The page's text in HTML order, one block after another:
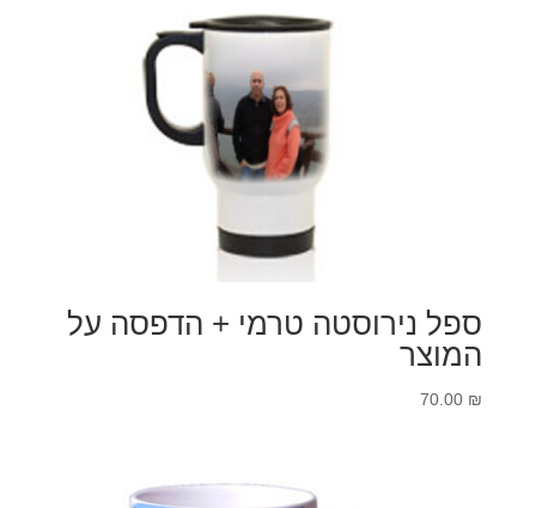
עד
ספל נירוסטה טרמי + הדפסה על
המוצר
70.00 ₪